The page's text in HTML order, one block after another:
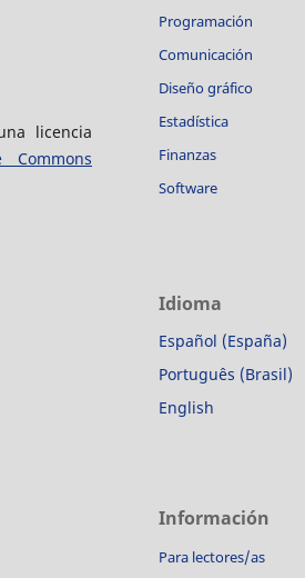
licencia
Commons
Programación
Comunicación
Diseño gráfico
Estadística
Finanzas
Software
Idioma
Español (España)
Português (Brasil)
English
Información
Para lectores/as